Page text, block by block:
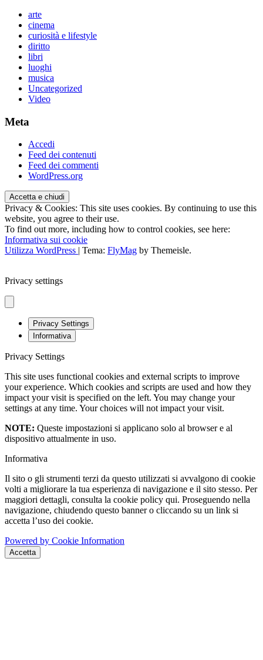
arte
cinema
curiosità e lifestyle
diritto
libri
luoghi
musica
Uncategorized
Video
Meta
Accedi
Feed dei contenuti
Feed dei commenti
WordPress.org
Privacy & Cookies: This site uses cookies. By continuing to use this
website, you agree to their use.
To find out more, including how to control cookies, see here:
Informativa sui cookie
Utilizza WordPress
Tema: FlyMag by Themeisle.
Privacy settings
Privacy Settings
Informativa
Privacy Settings
This site uses functional cookies and external scripts to improve
your experience. Which cookies and scripts are used and how they
impact your visit is specified on the left. You may change your
settings at any time. Your choices will not impact your visit.
NOTE: Queste impostazioni si applicano solo al browser e al
dispositivo attualmente in uso.
Informativa
Il sito o gli strumenti terzi da questo utilizzati si avvalgono di cookie
volti a migliorare la tua esperienza di navigazione e il sito stesso. Per
maggiori dettagli, consulta la cookie policy qui. Proseguendo nella
navigazione, chiudendo questo banner o cliccando su un link si
accetta l’uso dei cookie.
Powered by Cookie Information
Accetta